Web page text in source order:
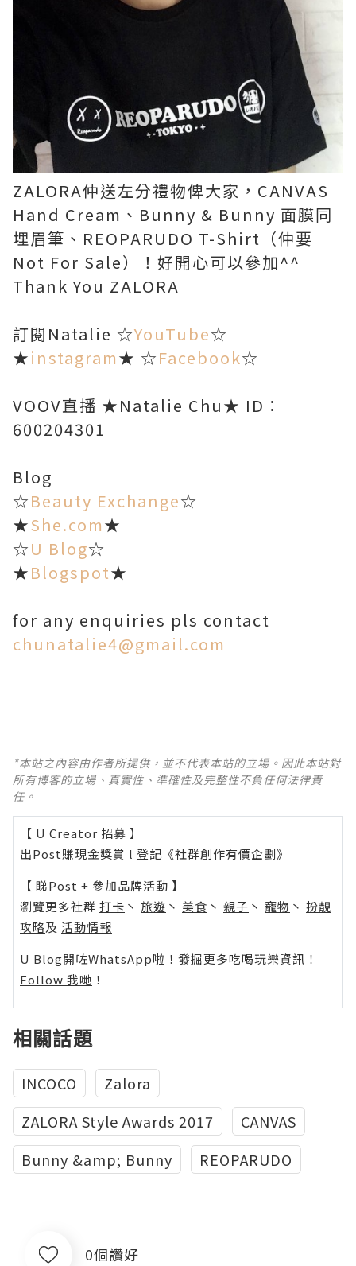
ZALORA仲送左分禮物俾大家，CANVAS
Hand Cream、Bunny & Bunny 面膜同
埋眉筆、REOPARUDO T-Shirt（仲要
Not For Sale）！好開心可以參加^^
Thank You ZALORA
訂閱Natalie ☆YouTube☆
★instagram★ ☆Facebook☆
VOOV直播 ★Natalie Chu★ ID：
600204301
Blog
☆Beauty Exchange☆
★She.com★
☆U Blog☆
★Blogspot★
for any enquiries pls contact
chunatalie4@gmail.com
*本站之內容由作者所提供，並不代表本站的立場。因此本站對
所有博客的立場、真實性、準確性及完整性不負任何法律責
任。
【 U Creator 招募 】
出Post賺現金獎賞 l 登記《社群創作有價企劃》
【 睇Post + 參加品牌活動 】
瀏覽更多社群 打卡 丶 旅遊 丶 美食 丶 親子 丶 寵物 丶 扮靚
攻略及 活動情報
U Blog開咗WhatsApp啦！發掘更多吃喝玩樂資訊！
Follow 我哋 ！
相關話題
INCOCO
Zalora
ZALORA Style Awards 2017
CANVAS
Bunny &amp; Bunny
REOPARUDO
0個讚好